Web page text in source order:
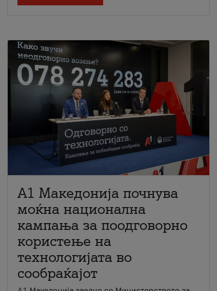
A1 Македонија почнува
моќна национална
кампања за поодговорно
користење на
технологијата во
сообраќајот